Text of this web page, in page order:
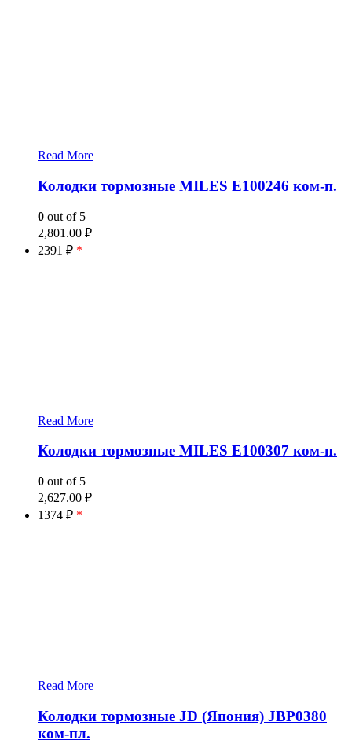
Read More
Колодки тормозные MILES E100246 ком-п.
0 out of 5
2,801.00 ₽
2391 ₽ *
Read More
Колодки тормозные MILES E100307 ком-п.
0 out of 5
2,627.00 ₽
1374 ₽ *
Read More
Колодки тормозные JD (Япония) JBP0380
ком-пл.